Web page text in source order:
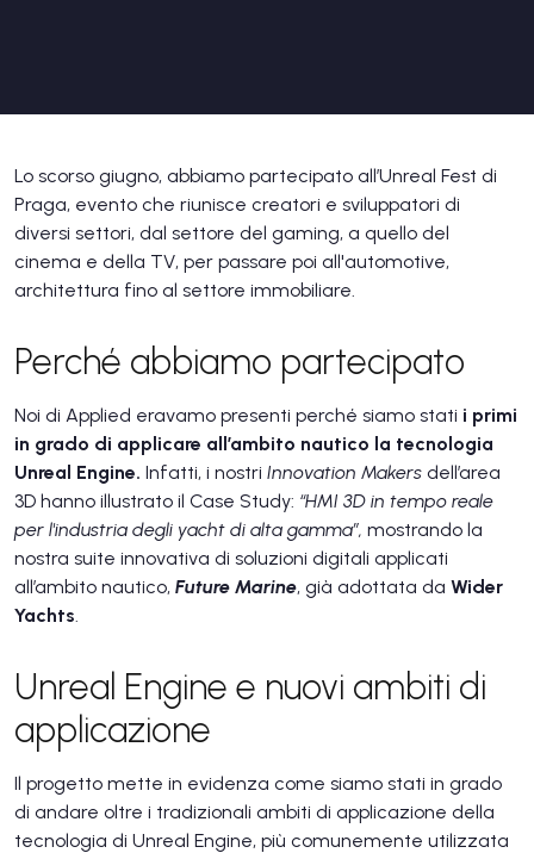
Lo scorso giugno, abbiamo partecipato all’Unreal Fest di
Praga, evento che riunisce creatori e sviluppatori di
diversi settori, dal settore del gaming, a quello del
cinema e della TV, per passare poi all'automotive,
architettura fino al settore immobiliare.
Perché abbiamo partecipato
Noi di Applied eravamo presenti perché siamo stati i primi
in grado di applicare all’ambito nautico la tecnologia
Unreal Engine. Infatti, i nostri Innovation Makers dell’area
3D hanno illustrato il Case Study: “HMI 3D in tempo reale
per l'industria degli yacht di alta gamma”, mostrando la
nostra suite innovativa di soluzioni digitali applicati
all’ambito nautico, Future Marine, già adottata da Wider
Yachts
Unreal Engine e nuovi ambiti di
applicazione
Il progetto mette in evidenza come siamo stati in grado
di andare oltre i tradizionali ambiti di applicazione della
tecnologia di Unreal Engine, più comunemente utilizzata